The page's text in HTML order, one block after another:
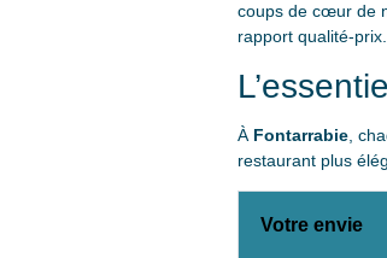
coups de cœur de
rapport qualité-
À Fontarrabie,
restaurant plus
Votre envie